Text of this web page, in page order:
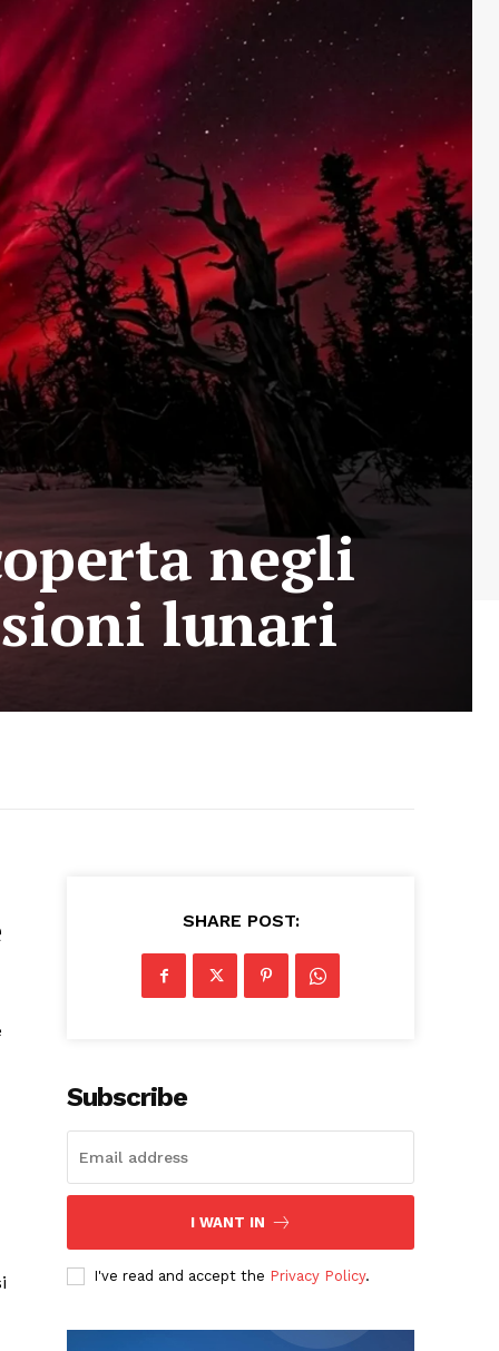
negli
lunari
SHARE POST:
Subscribe
I WANT IN
I've read and accept the Privacy Policy.